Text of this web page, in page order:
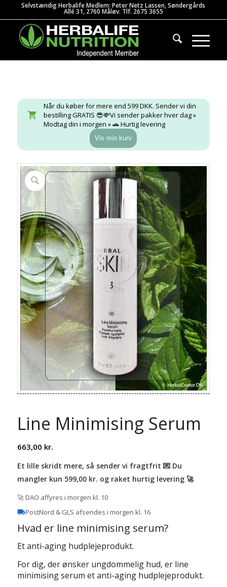
Selvstændig Herbalife Medlem: Peter Netz Lassen, Søndergårds
Allé 31, 2760 Måløv. Tlf. 2675 3655
Når du køber for mere end 599 DKK. Sender vi din
bestilling GRATIS 😎💸Vi sender pakker hver dag »
Modtag din i morgen » 🚗 Hurtig levering
Vis min kurv
Line Minimising Serum
663,00 kr.
Et lille skridt mere, så sender vi fragtfrit 💌 Du
mangler kun 599,00 kr. og raket hurtig levering 🚀
🚀 DAO affyres i morgen kl. 10
PostNord & GLS afsendes i morgen kl. 16
Hvad er line minimising serum?
Et anti-aging hudplejeprodukt.
For dig, der ønsker ungdommelig hud, er line
minimising serum et anti-aging hudplejeprodukt.